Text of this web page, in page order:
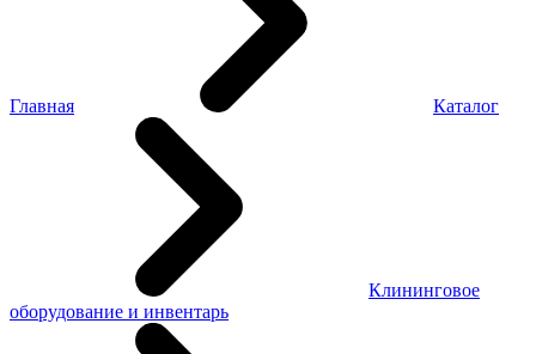
Главная Каталог
Клининговое
оборудование и инвентарь